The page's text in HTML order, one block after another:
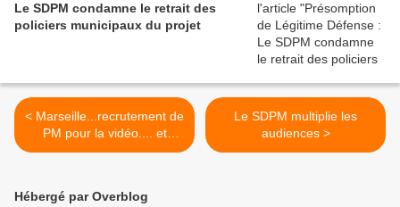
Le SDPM condamne le retrait des
policiers municipaux du projet
< Marseille...recrutement de
PM pour la vidéo.... et
quand la PM sera-t-elle
Le SDPM multiplie les
audiences >
Hébergé par Overblog